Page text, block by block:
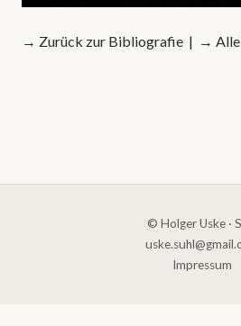
→ Zurück zur Bibliografie | →
© Holger Uske ·
Impressum